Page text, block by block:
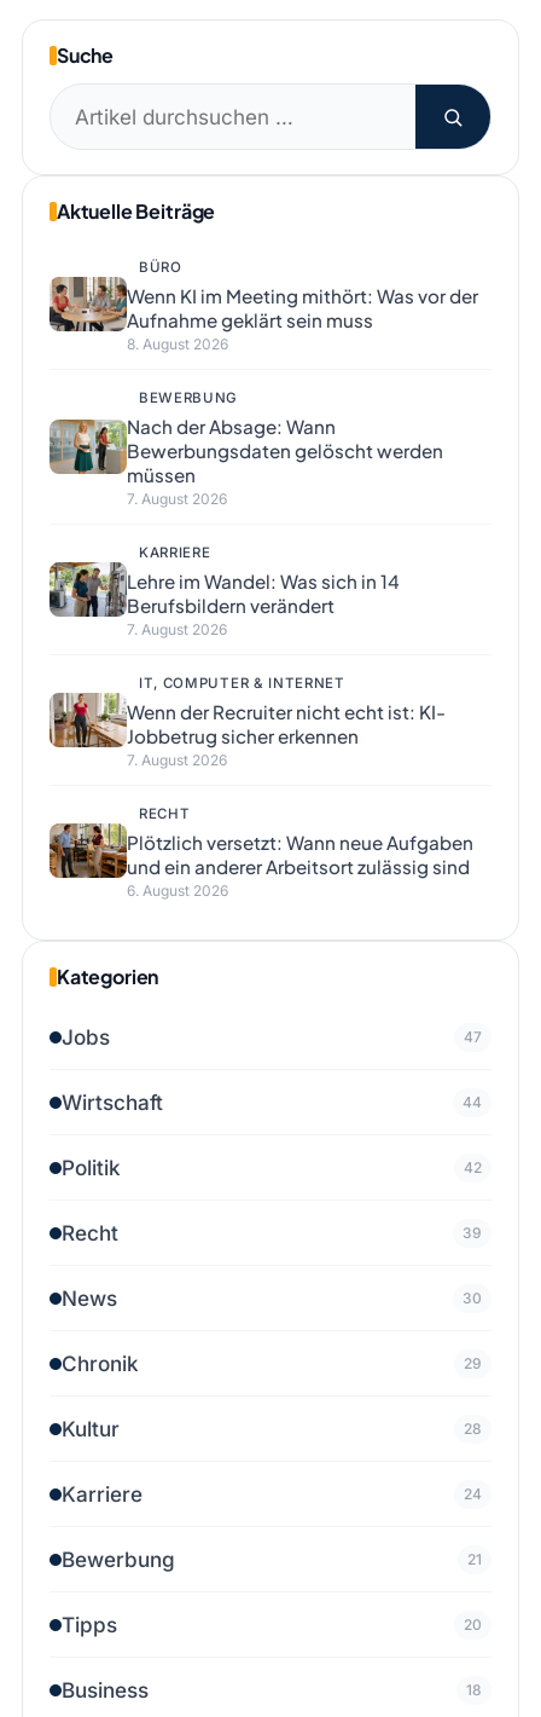
Suche
Suchen
nach:
Aktuelle Beiträge
BÜRO
Wenn KI im Meeting mithört: Was vor der
Aufnahme geklärt sein muss
8. August 2026
BEWERBUNG
Nach der Absage: Wann
Bewerbungsdaten gelöscht werden
müssen
7. August 2026
KARRIERE
Lehre im Wandel: Was sich in 14
Berufsbildern verändert
7. August 2026
IT, COMPUTER & INTERNET
Wenn der Recruiter nicht echt ist: KI-
Jobbetrug sicher erkennen
7. August 2026
RECHT
Plötzlich versetzt: Wann neue Aufgaben
und ein anderer Arbeitsort zulässig sind
6. August 2026
Kategorien
Jobs 47
Wirtschaft 44
Politik 42
Recht 39
News 30
Chronik 29
Kultur 28
Karriere 24
Bewerbung 21
Tipps 20
Business 18